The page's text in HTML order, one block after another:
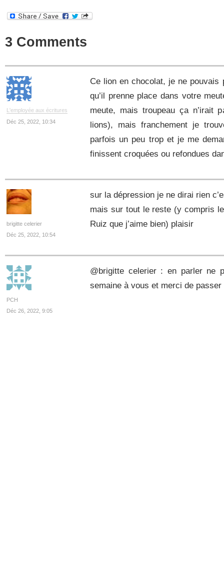
3 Comments
L'employée aux écritures
Déc 25, 2022, 10:34
Ce lion en chocolat, je ne pouvais
qu’il prenne place dans votre
meute, mais troupeau ça n’irait
lions), mais franchement je
parfois un peu trop et je me
finissent croquées ou refondues
brigitte celerier
Déc 25, 2022, 10:54
sur la dépression je ne dirai rien
mais sur tout le reste (y compris
Ruiz que j’aime bien) plaisir
PCH
Déc 26, 2022, 9:05
@brigitte celerier : en parler ne
semaine à vous et merci de passer